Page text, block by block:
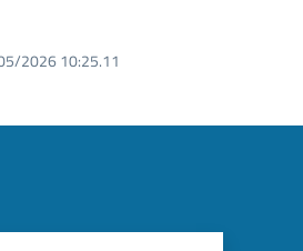
2026 10:25.11